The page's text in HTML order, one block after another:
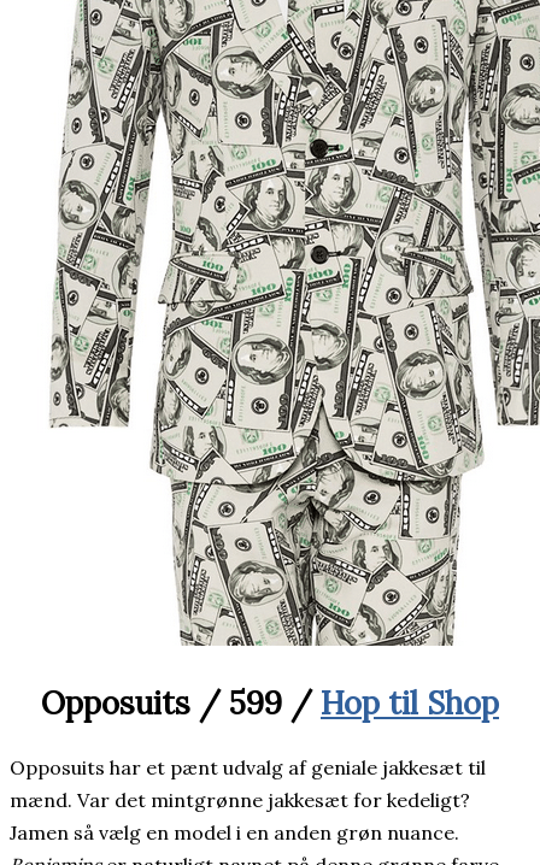
Opposuits / 599 / Hop til Shop
Opposuits har et pænt udvalg af geniale jakkesæt til
mænd. Var det mintgrønne jakkesæt for kedeligt?
Jamen så vælg en model i en anden grøn nuance.